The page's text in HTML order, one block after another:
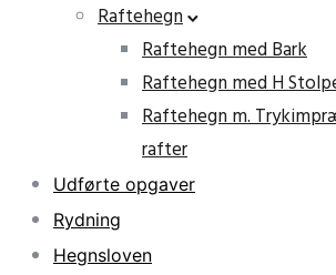
Raftehegn
Raftehegn med Bark
Raftehegn med H
Raftehegn m.
rafter
Udførte opgaver
Rydning
Hegnsloven